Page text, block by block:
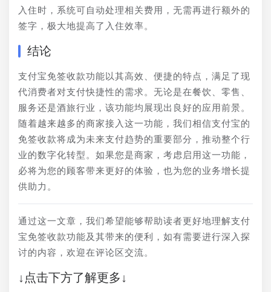
入住时，系统可自动处理相关费用，无需再进行额外的
签字，极大地提高了入住效率。
结论
支付宝免签收款功能以其高效、便捷的特点，满足了现
代消费者对支付快捷性的需求。无论是在餐饮、零售、
服务还是酒旅行业，该功能均展现出良好的应用前景。
随着越来越多的商家接入这一功能，我们相信支付宝的
免签收款将成为未来支付趋势的重要部分，推动整个行
业的数字化转型。如果您是商家，考虑启用这一功能，
必将为您的顾客带来更好的体验，也为您的业务增长提
供助力。
通过这一文章，我们希望能够帮助读者更好地理解支付
宝免签收款功能及其带来的便利，如有需要进行深入探
讨的内容，欢迎在评论区交流。
↓点击下方了解更多↓